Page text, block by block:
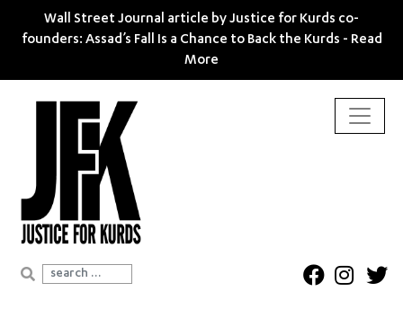
Wall Street Journal article by Justice for Kurds co-
founders: Assad’s Fall Is a Chance to Back the Kurds - Read
More
Search for: